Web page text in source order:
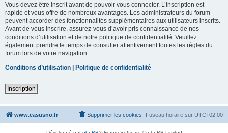
Vous devez être inscrit avant de pouvoir vous connecter. L’inscription est
rapide et vous offre de nombreux avantages. Les administrateurs du forum
peuvent accorder des fonctionnalités supplémentaires aux utilisateurs inscrits.
Avant de vous inscrire, assurez-vous d’avoir pris connaissance de nos
conditions d’utilisation et de notre politique de confidentialité. Veuillez
également prendre le temps de consulter attentivement toutes les règles du
forum lors de votre navigation.
Conditions d’utilisation | Politique de confidentialité
Inscription
www.casusno.fr Fuseau horaire sur UTC+02:00
Supprimer les cookies